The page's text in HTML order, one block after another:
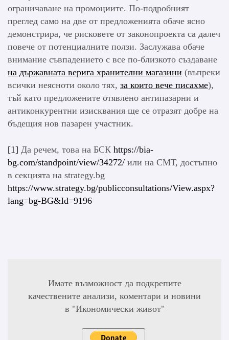
ограничаване на промоциите. По-подробният
преглед само на две от предложенията обаче ясно
демонстрира, че рисковете от законопроекта са далеч
повече от потенциалните ползи. Заслужава обаче
внимание съвпадението с все по-близкото създаване
на държавната верига хранителни магазини (въпреки
всички неясноти около тях, за които вече писахме),
тъй като предложените отявлено антипазарни и
антиконкурентни изисквания ще се отразят добре на
бъдещия нов пазарен участник.
[1] Да речем, това на БСК https://bia-
bg.com/standpoint/view/34272/ или на СМТ, достъпно
в секцията на strategy.bg
https://www.strategy.bg/publicconsultations/View.aspx?
lang=bg-BG&Id=9196
Имате възможност да подкрепите
качествените анализи, коментари и новини
в "Икономически живот"